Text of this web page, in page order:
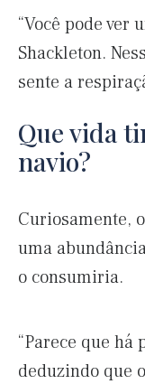
“Você pode ver
Shackleton.
sente a
Que vida
navio?
Curiosamente,
uma
o consumiria.
“Parece que
deduzindo que